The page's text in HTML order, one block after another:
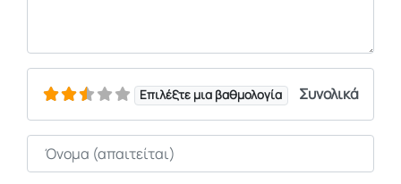
Επιλέξτε μια βαθμολογία Συνολικά
Όνομα